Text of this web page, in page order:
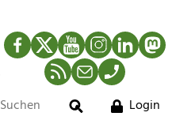
Facebook
TwitterYouTubeInstagram
LinkedIn
RSS-Newsfeed
MailTelefon
Suche
Login